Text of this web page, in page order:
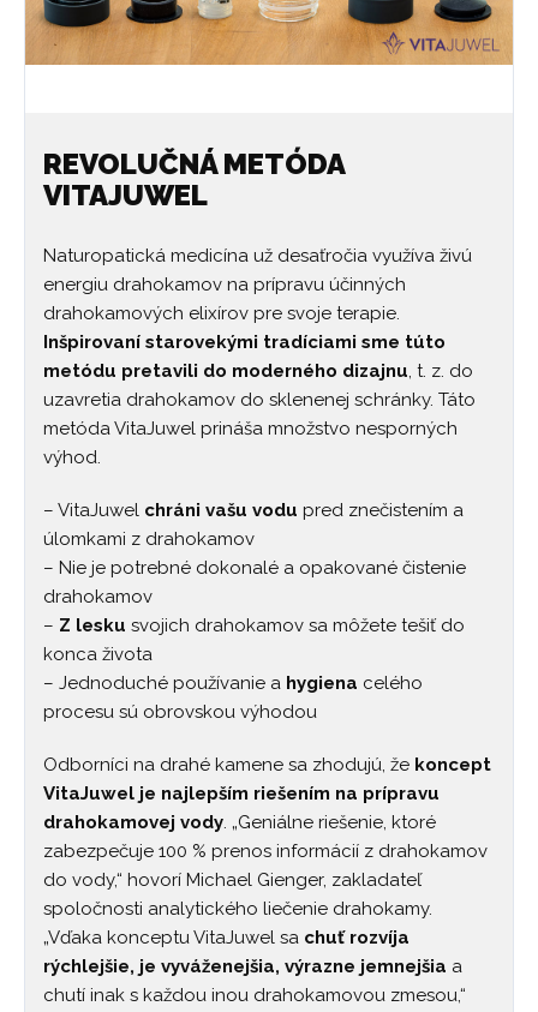
REVOLUČNÁ METÓDA
VITAJUWEL
Naturopatická medicína už desaťročia využíva živú
energiu drahokamov na prípravu účinných
drahokamových elixírov pre svoje terapie.
Inšpirovaní starovekými tradíciami sme túto
metódu pretavili do moderného dizajnu, t. z. do
uzavretia drahokamov do sklenenej schránky. Táto
metóda VitaJuwel prináša množstvo nesporných
výhod.
– VitaJuwel chráni vašu vodu pred znečistením a
úlomkami z drahokamov
– Nie je potrebné dokonalé a opakované čistenie
drahokamov
– Z lesku svojich drahokamov sa môžete tešiť do
konca života
– Jednoduché používanie a hygiena celého
procesu sú obrovskou výhodou
Odborníci na drahé kamene sa zhodujú, že koncept
VitaJuwel je najlepším riešením na prípravu
drahokamovej vody. „Geniálne riešenie, ktoré
zabezpečuje 100 % prenos informácií z drahokamov
do vody,“ hovorí Michael Gienger, zakladateľ
spoločnosti analytického liečenie drahokamy.
„Vďaka konceptu VitaJuwel sa chuť rozvíja
rýchlejšie, je vyváženejšia, výrazne jemnejšia a
chutí inak s každou inou drahokamovou zmesou,“